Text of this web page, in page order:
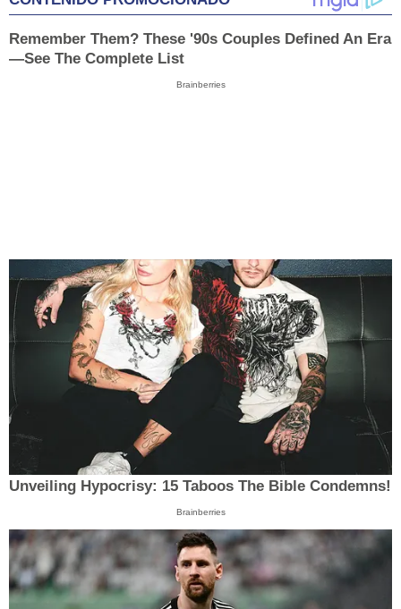
Remember Them? These '90s Couples Defined An Era
—See The Complete List
Brainberries
Unveiling Hypocrisy: 15 Taboos The Bible Condemns!
Brainberries